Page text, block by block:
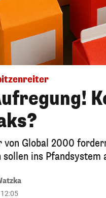
Global 2000
ins Pfandsystem